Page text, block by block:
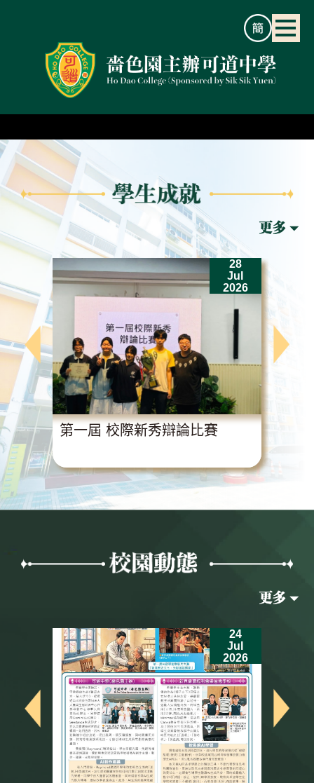
28
Jul
2026
第一屆 校際新秀辯論比賽
24
Jul
2026